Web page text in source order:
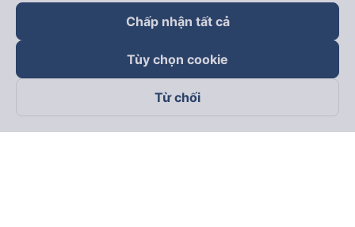
Theo dõi chúng tôi trên
Chấp nhận tất cả
Tùy chọn cookie
Từ chối